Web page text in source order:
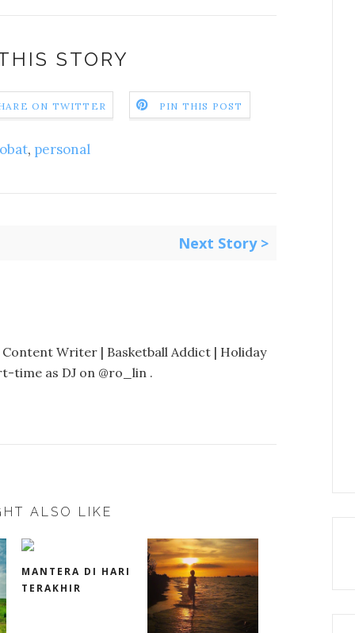
STORY
ON TWITTER PIN THIS POST
obat, personal
Next Story >
Writer | Basketball Addict | Holiday
time as DJ on @ro_lin .
ALSO LIKE
MANTERA DI HARI
TERAKHIR